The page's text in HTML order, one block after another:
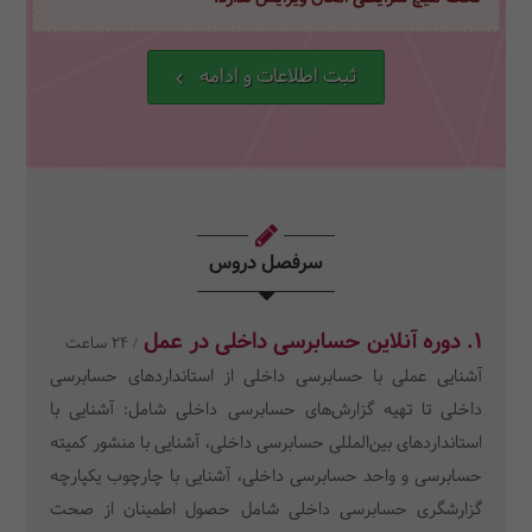
ثبت اطلاعات و ادامه
سرفصل دروس
1. دوره آنلاین حسابرسی داخلی در عمل / 24 ساعت
آشنایی عملی با حسابرسی داخلی از استانداردهای حسابرسی
داخلی تا تهیه گزارش‌های حسابرسی داخلی شامل: آشنایی با
استانداردهای بین‌المللی حسابرسی داخلی، آشنایی با منشور کمیته
حسابرسی و واحد حسابرسی داخلی، آشنایی با چارچوب یکپارچه
گزارشگری حسابرسی داخلی شامل حصول اطمینان از صحت